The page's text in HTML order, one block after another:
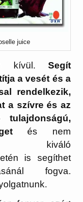
juice
kívül. Segít
a vesét és a
rendelkezik,
a szívre és az
és nem
kiváló
is segíthet
fogva.